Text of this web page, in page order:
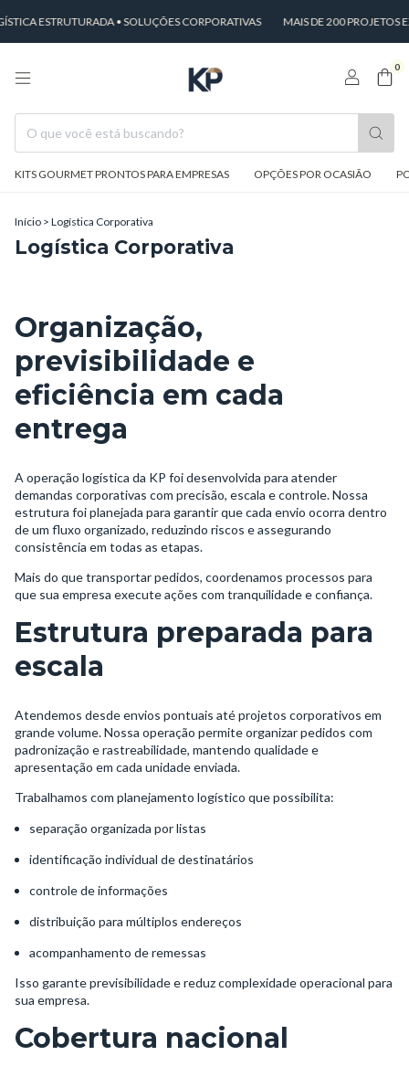
ESTRUTURADA • SOLUÇÕES CORPORATIVAS MAIS DE 200 PROJETOS
0
KITS GOURMET PRONTOS PARA EMPRESAS OPÇÕES POR OCASIÃO
Início > Logística Corporativa
Logística Corporativa
Organização,
previsibilidade e
eficiência em cada
entrega
A operação logística da KP foi desenvolvida para atender
demandas corporativas com precisão, escala e controle. Nossa
estrutura foi planejada para garantir que cada envio ocorra dentro
de um fluxo organizado, reduzindo riscos e assegurando
consistência em todas as etapas.
Mais do que transportar pedidos, coordenamos processos para
que sua empresa execute ações com tranquilidade e confiança.
Estrutura preparada para
escala
Atendemos desde envios pontuais até projetos corporativos em
grande volume. Nossa operação permite organizar pedidos com
padronização e rastreabilidade, mantendo qualidade e
apresentação em cada unidade enviada.
Trabalhamos com planejamento logístico que possibilita:
separação organizada por listas
identificação individual de destinatários
controle de informações
distribuição para múltiplos endereços
acompanhamento de remessas
Isso garante previsibilidade e reduz complexidade operacional para
sua empresa.
Cobertura nacional